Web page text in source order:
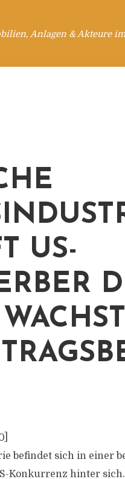
Anlagen & Akteure
US-
befindet sich in einer
Konkurrenz hinter